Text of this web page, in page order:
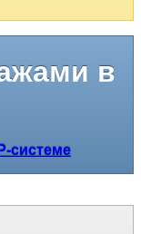
в
системе